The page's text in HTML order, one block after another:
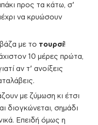
προς τα κάτω, σ’
να κρυώσουν
βάζα με το τουρσί!
10 μέρες πρώτα,
αν τ’ ανοίξεις
με ζύμωση κι έτσι
διογκώνεται, σημάδι
Επειδή όμως η